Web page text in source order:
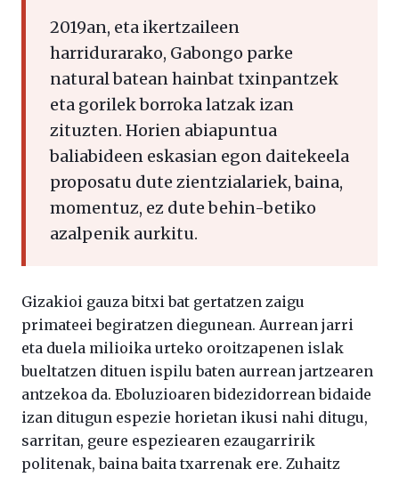
2019an, eta ikertzaileen
harridurarako, Gabongo parke
natural batean hainbat txinpantzek
eta gorilek borroka latzak izan
zituzten. Horien abiapuntua
baliabideen eskasian egon daitekeela
proposatu dute zientzialariek, baina,
momentuz, ez dute behin-betiko
azalpenik aurkitu.
Gizakioi gauza bitxi bat gertatzen zaigu
primateei begiratzen diegunean. Aurrean jarri
eta duela milioika urteko oroitzapenen islak
bueltatzen dituen ispilu baten aurrean jartzearen
antzekoa da. Eboluzioaren bidezidorrean bidaide
izan ditugun espezie horietan ikusi nahi ditugu,
sarritan, geure espeziearen ezaugarririk
politenak, baina baita txarrenak ere. Zuhaitz